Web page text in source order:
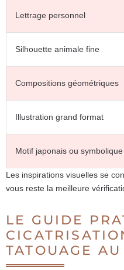
Lettrage personnel
Silhouette animale fine
Compositions géométriques
Illustration grand format
Motif japonais ou symbolique
Les inspirations visuelles se
vous reste la meilleure
LE GUIDE
TATOUAGE AU